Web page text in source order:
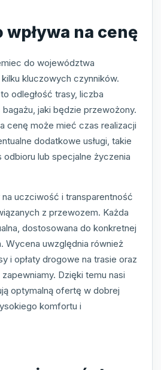
wpływa na cenę
do województwa
kluczowych czynników.
odległość trasy, liczba
jaki będzie przewożony.
cenę może mieć czas realizacji
dodatkowe usługi, takie
lub specjalne życzenia
uczciwość i transparentność
z przewozem. Każda
dostosowana do konkretnej
Wycena uwzględnia również
i opłaty drogowe na trasie oraz
Dzięki temu nasi
optymalną ofertę w dobrej
komfortu i